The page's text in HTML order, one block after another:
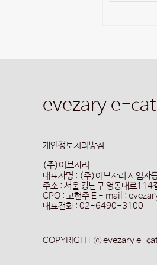
evezary e-
개인정보처리방침
(주)이브자리
대표자명 : (주)이브자리 사업자
주소 : 서울 강남구 영동대로114
CPO : 고현주 E - mail :
대표전화 : 02-6490-3100
COPYRIGHT ⓒ evezary e-